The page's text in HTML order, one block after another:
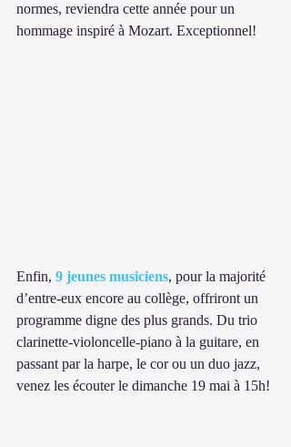
normes, reviendra cette année pour un
hommage inspiré à Mozart. Exceptionnel!
Enfin, 9 jeunes musiciens, pour la majorité
d’entre-eux encore au collège, offriront un
programme digne des plus grands. Du trio
clarinette-violoncelle-piano à la guitare, en
passant par la harpe, le cor ou un duo jazz,
venez les écouter le dimanche 19 mai à 15h!